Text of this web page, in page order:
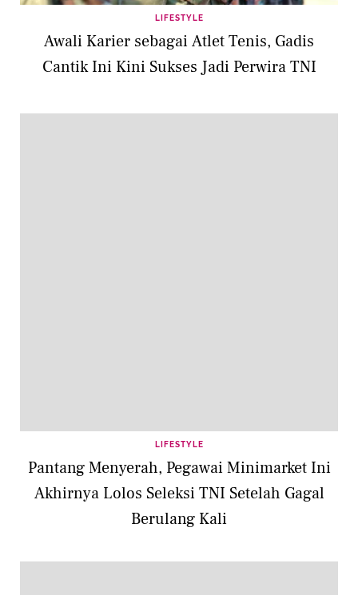
LIFESTYLE
Awali Karier sebagai Atlet Tenis, Gadis
Cantik Ini Kini Sukses Jadi Perwira TNI
LIFESTYLE
Pantang Menyerah, Pegawai Minimarket Ini
Akhirnya Lolos Seleksi TNI Setelah Gagal
Berulang Kali